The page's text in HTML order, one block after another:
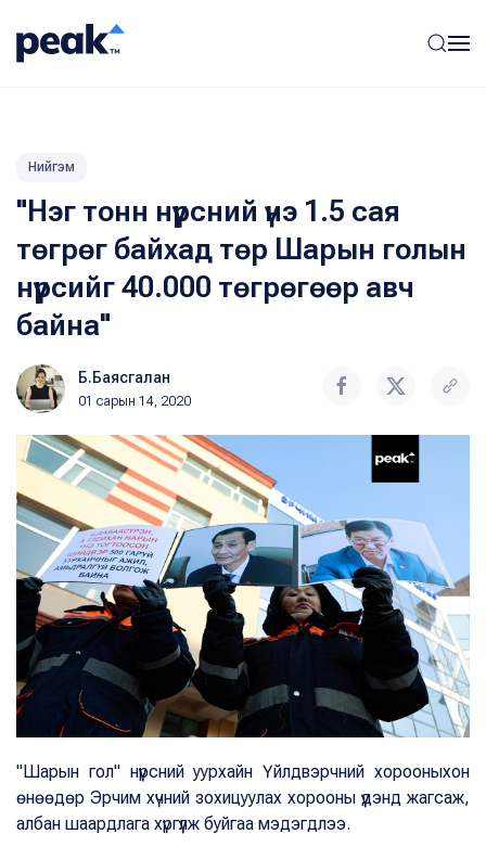
Нийгэм
"Нэг тонн нүүрсний үнэ 1.5 сая
төгрөг байхад төр Шарын голын
нүүрсийг 40.000 төгрөгөөр авч
байна"
Б.Баясгалан
01 сарын 14, 2020
"Шарын гол" нүүрсний уурхайн Үйлдвэрчний хорооныхон
өнөөдөр Эрчим хүчний зохицуулах хорооны үүдэнд жагсаж,
албан шаардлага хүргүүлж буйгаа мэдэгдлээ.